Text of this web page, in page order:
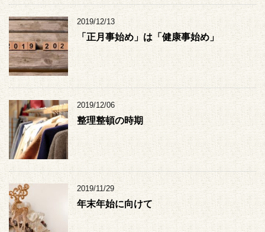
2019/12/13
「正月事始め」は「健康事始め」
2019/12/06
整理整頓の時期
2019/11/29
年末年始に向けて